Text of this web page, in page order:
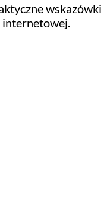
wskazówki